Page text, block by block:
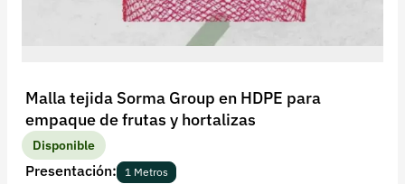
Malla tejida Sorma Group en HDPE para
empaque de frutas y hortalizas
Disponible
Presentación: 1 Metros
Recuperar contraseña
Contacto
Soporte